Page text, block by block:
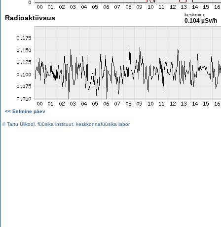
Radioaktiivsus keskmine
0.104 µSv/h
<< Eelmine päev
©Tartu Ülikool füüsika instituut keskkonnafüüsika labor